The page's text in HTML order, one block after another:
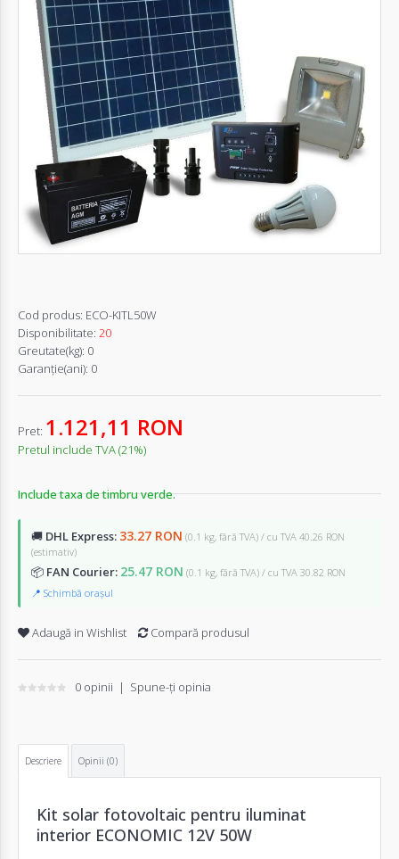
Autentifică-
Înregistrează-
Configurator
Cerere
Cod produs: ECO-KITL50W
Disponibilitate: 20
Greutate(kg): 0
Garanţie(ani): 0
Pret: 1.121,11 RON
Pretul include TVA (21%)
Include taxa de timbru verde.
🚚 DHL Express: 33.27 RON (0.1 kg, fără TVA) / cu TVA 40.26 RON
(estimativ)
📦 FAN Courier: 25.47 RON (0.1 kg, fără TVA) / cu TVA 30.82 RON
📍 Schimbă orașul
Adaugă in Wishlist Compară produsul
0 opinii | Spune-ţi opinia
Descriere Opinii (0)
Kit solar fotovoltaic pentru iluminat
interior ECONOMIC 12V 50W